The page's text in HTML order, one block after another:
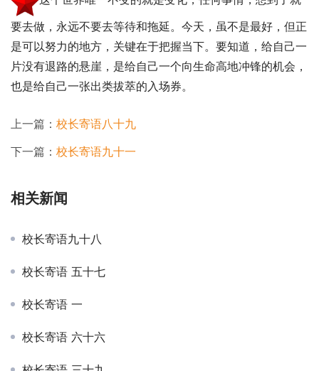
要去做，永远不要去等待和拖延。今天，虽不是最好，但正
是可以努力的地方，关键在于把握当下。要知道，给自己一
片没有退路的悬崖，是给自己一个向生命高地冲锋的机会，
也是给自己一张出类拔萃的入场券。
上一篇： 校长寄语八十九
下一篇： 校长寄语九十一
相关新闻
校长寄语九十八
校长寄语 五十七
校长寄语 一
校长寄语 六十六